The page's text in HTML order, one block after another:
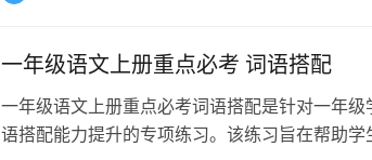
一年级语文上册重点必考 词语搭配
一年级语文上册重点必考词语搭配是针对一年
语搭配能力提升的专项练习。该练习旨在帮助学